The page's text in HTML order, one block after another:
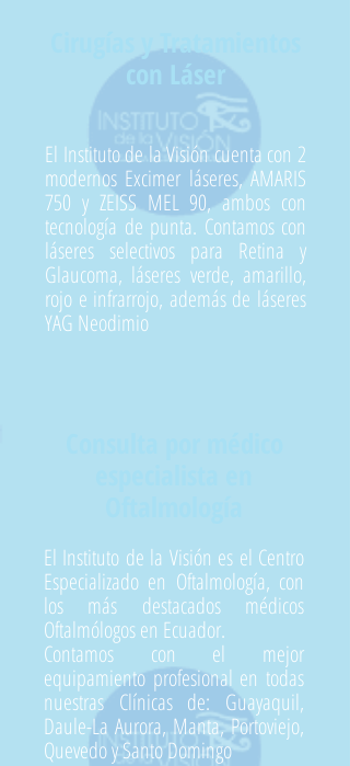
El Instituto de la Visión cuenta con 2
modernos Excimer láseres, AMARIS
750 y ZEISS MEL 90, ambos con
tecnología de punta. Contamos con
láseres selectivos para Retina y
Glaucoma, láseres verde, amarillo,
rojo e infrarrojo, además de láseres
YAG Neodimio
El Instituto de la Visión es el Centro
Especializado en Oftalmología, con
los más destacados médicos
Oftalmólogos en Ecuador.
Contamos con el mejor
equipamiento profesional en todas
nuestras Clínicas de: Guayaquil,
Daule-La Aurora, Manta, Portoviejo,
Quevedo y Santo Domingo